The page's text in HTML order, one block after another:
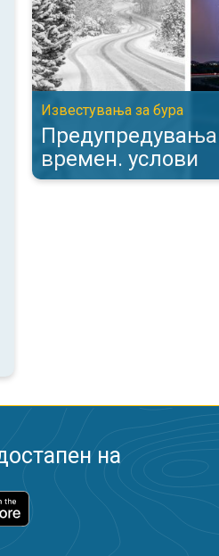
Известувања за бурa
Предупредувања
времен. услови
на